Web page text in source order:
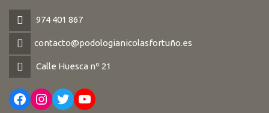
974 401 867
contacto@podologianicolasfortuño.es
Calle Huesca nº 21
Facebook
Instagram
TwitterYouTube